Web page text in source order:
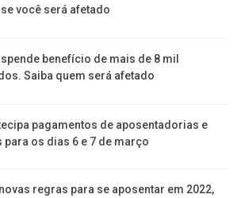
você será afetado
benefício de mais de 8 mil
Saiba quem será afetado
pagamentos de aposentadorias e
para os dias 6 e 7 de março
regras para se aposentar em 2022,